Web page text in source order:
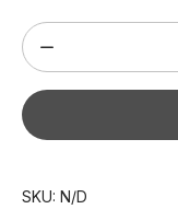
Orbea
Orca
M35I
cantidad
SKU: N/D